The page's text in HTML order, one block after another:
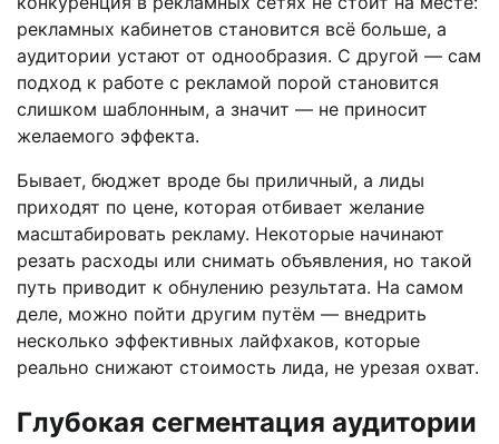
рекламных кабинетов становится всё больше, а
аудитории устают от однообразия. С другой — сам
подход к работе с рекламой порой становится
слишком шаблонным, а значит — не приносит
желаемого эффекта.
Бывает, бюджет вроде бы приличный, а лиды
приходят по цене, которая отбивает желание
масштабировать рекламу. Некоторые начинают
резать расходы или снимать объявления, но такой
путь приводит к обнулению результата. На самом
деле, можно пойти другим путём — внедрить
несколько эффективных лайфхаков, которые
реально снижают стоимость лида, не урезая охват.
Глубокая сегментация аудитории